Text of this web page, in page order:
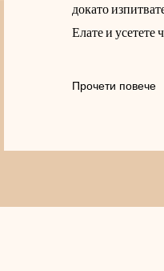
докато
Елате и усетете
Прочети повече